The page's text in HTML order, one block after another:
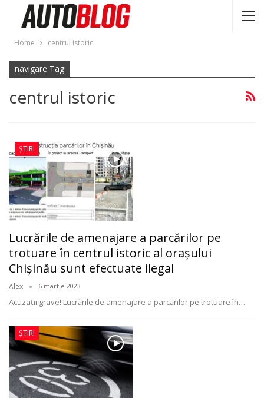
Home centrul istoric
navigare Tag
centrul istoric
ȘTIRI
Lucrările de amenajare a parcărilor pe
trotuare în centrul istoric al orașului
Chișinău sunt efectuate ilegal
Alex 6 martie 2023
Acuzaţii grave! Lucrările de amenajare a parcărilor pe trotuare în…
ȘTIRI